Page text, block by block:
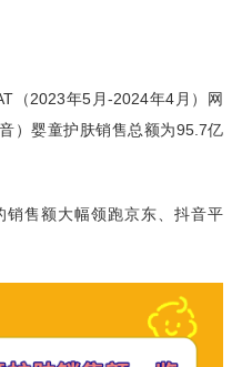
（2023年5月-2024年4月）网
）婴童护肤销售总额为95.7亿
售额大幅领跑京东、抖音平